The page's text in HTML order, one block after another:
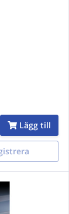
Lägg till